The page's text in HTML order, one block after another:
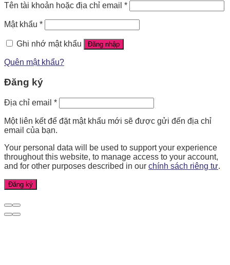
Tên tài khoản hoặc địa chỉ email *
Mật khẩu *
Ghi nhớ mật khẩu Đăng nhập
Quên mật khẩu?
Đăng ký
Địa chỉ email *
Một liên kết để đặt mật khẩu mới sẽ được gửi đến địa chỉ
email của bạn.
Your personal data will be used to support your experience
throughout this website, to manage access to your account,
and for other purposes described in our chính sách riêng tư.
Đăng ký